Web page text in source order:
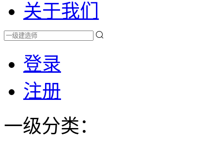
关于我们
登录
注册
一级分类：